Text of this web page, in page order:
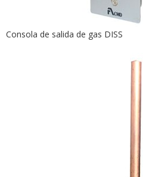
Consola de salida de gas DISS